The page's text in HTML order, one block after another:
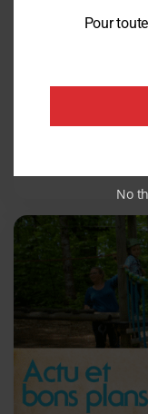
Ouvert depuis le 14
ludique, sportive, ou
nouveautés 2026
Pour
No